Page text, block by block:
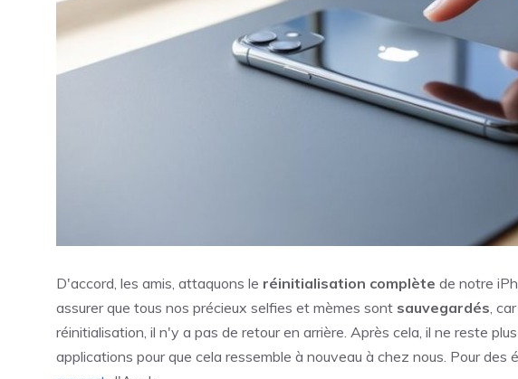
D'accord, les amis, attaquons le réinitialisation complète de notre
assurer que tous nos précieux selfies et mèmes sont sauvegardés,
réinitialisation, il n'y a pas de retour en arrière. Après cela, il ne reste
applications pour que cela ressemble à nouveau à chez nous. Pour des